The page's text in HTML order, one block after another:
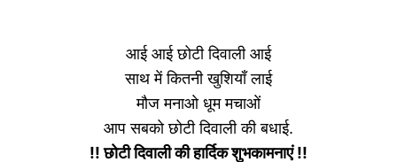
आई आई छोटी दिवाली आई
साथ में कितनी खुशियाँ लाई
मौज मनाओ धूम मचाओं
आप सबको छोटी दिवाली की बधाई.
!! छोटी दिवाली की हार्दिक शुभकामनाएं !!